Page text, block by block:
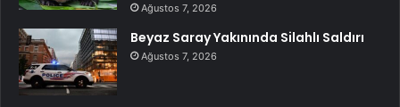
Ağustos 7, 2026
Beyaz Saray Yakınında Silahlı Saldırı
Ağustos 7, 2026